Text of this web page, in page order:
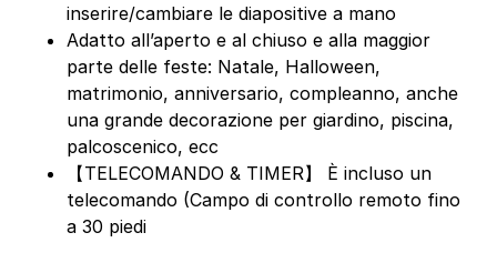
inserire/cambiare le diapositive a mano
Adatto all’aperto e al chiuso e alla maggior
parte delle feste: Natale, Halloween,
matrimonio, anniversario, compleanno, anche
una grande decorazione per giardino, piscina,
palcoscenico, ecc
【TELECOMANDO & TIMER】 È incluso un
telecomando (Campo di controllo remoto fino
a 30 piedi